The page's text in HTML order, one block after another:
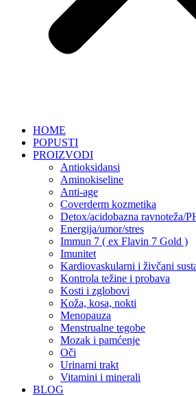
HOME
POPUSTI
PROIZVODI
Antioksidansi
Aminokiseline
Anti-age
Coverderm kozmetika
Detox/acidobazna ravnoteža/
Energija/umor/stres
Immun 7 ( ex Flavin 7 Gold )
Imunitet
Kardiovaskularni i živčani
Kontrola težine i probava
Kosti i zglobovi
Koža, kosa, nokti
Menopauza
Menstrualne tegobe
Mozak i pamćenje
Oči
Urinarni trakt
Vitamini i minerali
BLOG